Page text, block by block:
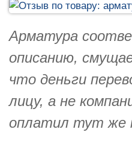
Арматура
описанию,
что деньги
лицу, а не
оплатил тут же